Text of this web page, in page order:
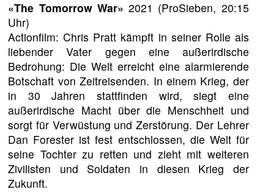
«The Tomorrow War» 2021 (ProSieben, 20:15
Uhr)
Actionfilm: Chris Pratt kämpft in seiner Rolle als
liebender Vater gegen eine außerirdische
Bedrohung: Die Welt erreicht eine alarmierende
Botschaft von Zeitreisenden. In einem Krieg, der
in 30 Jahren stattfinden wird, siegt eine
außerirdische Macht über die Menschheit und
sorgt für Verwüstung und Zerstörung. Der Lehrer
Dan Forester ist fest entschlossen, die Welt für
seine Tochter zu retten und zieht mit weiteren
Zivilisten und Soldaten in diesen Krieg der
Zukunft.